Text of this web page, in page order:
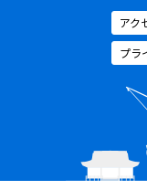
アク
プラ